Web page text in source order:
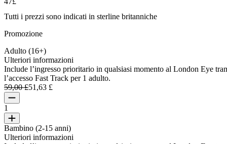
Tutti i prezzi sono indicati in sterline britanniche
Promozione
Adulto (16+)
Ulteriori informazioni
Include l’ingresso prioritario in qualsiasi momento al London Eye
l’accesso Fast Track per 1 adulto.
59,00 £51,63 £
1
Bambino (2-15 anni)
Ulteriori informazioni